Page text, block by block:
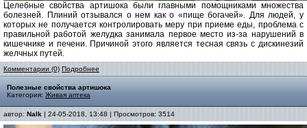
Целебные свойства артишока были главными помощниками множества
болезней. Плиний отзывался о нем как о «пище богачей». Для людей, у
которых не получается контролировать меру при приеме еды, проблема с
правильной работой желудка занимала первое место из-за нарушений в
кишечнике и печени. Причиной этого является тесная связь с дискинезий
желчных путей.
Комментарии (0) Подробнее
Полезные свойства артишока
Категория: Живая аптека
автор: Nalk | 24-05-2018, 13:48 | Просмотров: 3514